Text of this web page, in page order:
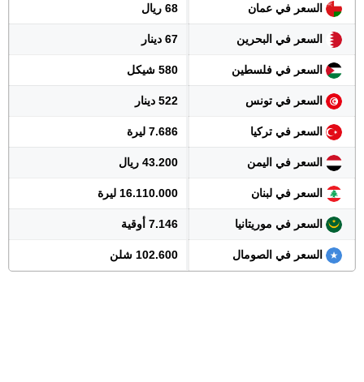
السعر في عمان 68 ريال
السعر في البحرين 67 دينار
السعر في فلسطين 580 شيكل
السعر في تونس 522 دينار
السعر في تركيا 7.686 ليرة
السعر في اليمن 43.200 ريال
السعر في لبنان 16.110.000 ليرة
السعر في موريتانيا 7.146 أوقية
السعر في الصومال 102.600 شلن